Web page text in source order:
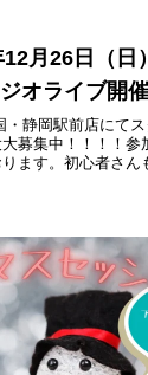
月26日（日
オライブ開催
静岡駅前店にて
募集中！！！！参
ます。初心者さん